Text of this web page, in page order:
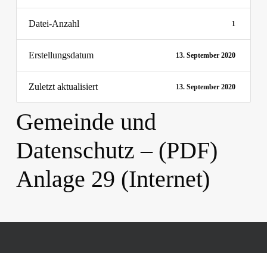
Datei-Anzahl 1
Erstellungsdatum 13. September 2020
Zuletzt aktualisiert 13. September 2020
Gemeinde und
Datenschutz – (PDF)
Anlage 29 (Internet)